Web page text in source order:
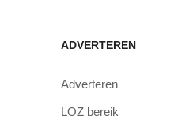
ADVERTEREN
Adverteren
LOZ bereik